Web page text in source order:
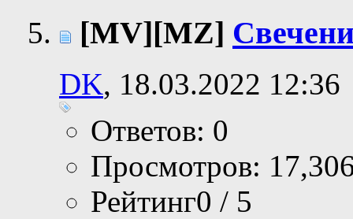
[MV][MZ]
DK, 18.03.2022 12:36
Ответов: 0
Просмотров:
Рейтинг0 / 5